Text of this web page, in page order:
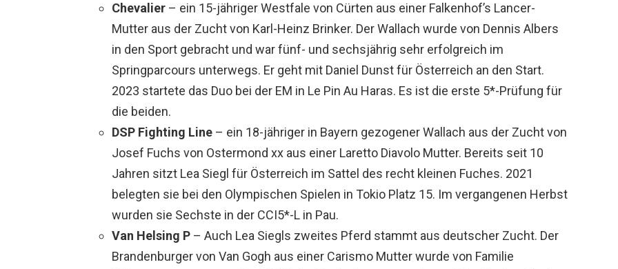
Chevalier – ein 15-jähriger Westfale von Cürten aus einer Falkenhof’s Lancer-
Mutter aus der Zucht von Karl-Heinz Brinker. Der Wallach wurde von Dennis Albers
in den Sport gebracht und war fünf- und sechsjährig sehr erfolgreich im
Springparcours unterwegs. Er geht mit Daniel Dunst für Österreich an den Start.
2023 startete das Duo bei der EM in Le Pin Au Haras. Es ist die erste 5*-Prüfung für
die beiden.
DSP Fighting Line – ein 18-jähriger in Bayern gezogener Wallach aus der Zucht von
Josef Fuchs von Ostermond xx aus einer Laretto Diavolo Mutter. Bereits seit 10
Jahren sitzt Lea Siegl für Österreich im Sattel des recht kleinen Fuches. 2021
belegten sie bei den Olympischen Spielen in Tokio Platz 15. Im vergangenen Herbst
wurden sie Sechste in der CCI5*-L in Pau.
Van Helsing P – Auch Lea Siegls zweites Pferd stammt aus deutscher Zucht. Der
Brandenburger von Van Gogh aus einer Carismo Mutter wurde von Familie